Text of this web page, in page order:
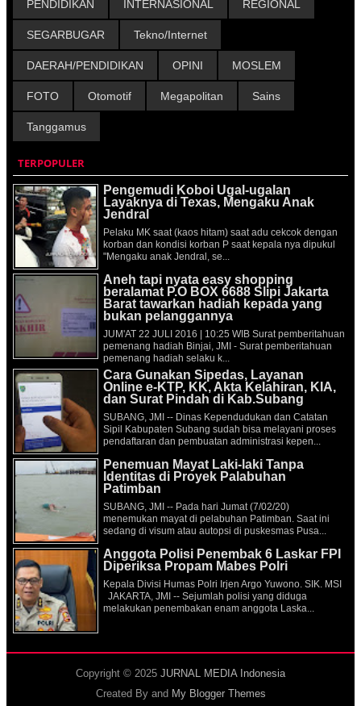
PENDIDIKAN INTERNASIONAL REGIONAL
SEGARBUGAR Tekno/Internet
DAERAH/PENDIDIKAN OPINI MOSLEM
FOTO Otomotif Megapolitan Sains
Tanggamus
TERPOPULER
Pengemudi Koboi Ugal-ugalan
Layaknya di Texas, Mengaku Anak
Jendral
Pelaku MK saat (kaos hitam) saat adu cekcok dengan
korban dan kondisi korban P saat kepala nya dipukul
"Mengaku anak Jendral, se...
Aneh tapi nyata easy shopping
beralamat P.O BOX 6688 Slipi Jakarta
Barat tawarkan hadiah kepada yang
bukan pelanggannya
JUM'AT 22 JULI 2016 | 10:25 WIB Surat pemberitahuan
pemenang hadiah Binjai, JMI - Surat pemberitahuan
pemenang hadiah selaku k...
Cara Gunakan Sipedas, Layanan
Online e-KTP, KK, Akta Kelahiran, KIA,
dan Surat Pindah di Kab.Subang
SUBANG, JMI -- Dinas Kependudukan dan Catatan
Sipil Kabupaten Subang sudah bisa melayani proses
pendaftaran dan pembuatan administrasi kepen...
Penemuan Mayat Laki-laki Tanpa
Identitas di Proyek Palabuhan
Patimban
SUBANG, JMI -- Pada hari Jumat (7/02/20)
menemukan mayat di pelabuhan Patimban. Saat ini
sedang di visum atau autopsi di puskesmas Pusa...
Anggota Polisi Penembak 6 Laskar FPI
Diperiksa Propam Mabes Polri
Kepala Divisi Humas Polri Irjen Argo Yuwono. SIK. MSI
JAKARTA, JMI -- Sejumlah polisi yang diduga
melakukan penembakan enam anggota Laska...
Copyright © 2025 JURNAL MEDIA Indonesia
Created By and My Blogger Themes